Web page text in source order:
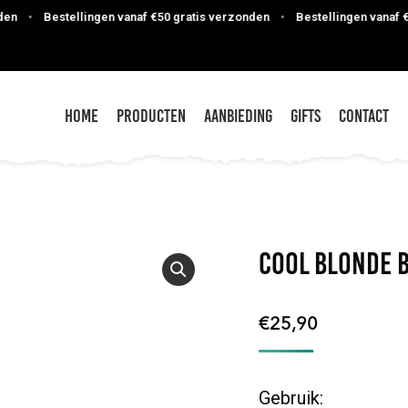
• Bestellingen vanaf €50 gratis verzonden • Bestellingen vanaf €50
Home Producten Aanbieding Gifts Contact
Cool Blonde
€25,90
Gebruik: